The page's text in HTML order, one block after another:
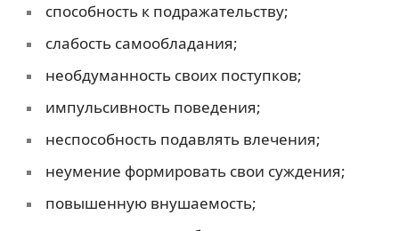
способность к подражательству;
слабость самообладания;
необдуманность своих поступков;
импульсивность поведения;
неспособность подавлять влечения;
неумение формировать свои суждения;
повышенную внушаемость;